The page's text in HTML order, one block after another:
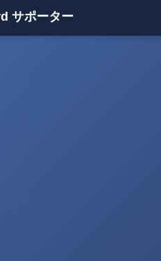
サポーター